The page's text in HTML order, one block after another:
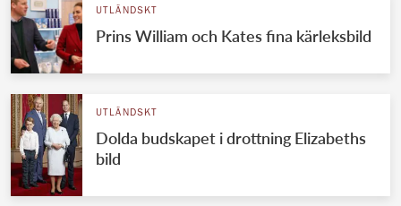
UTLÄNDSKT
Prins William och Kates fina kärleksbild
UTLÄNDSKT
Dolda budskapet i drottning Elizabeths
bild